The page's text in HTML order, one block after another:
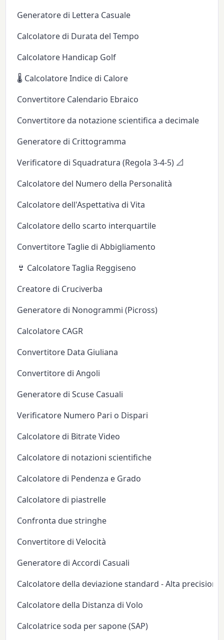
Generatore di Lettera Casuale
Calcolatore di Durata del Tempo
Calcolatore Handicap Golf
🌡️ Calcolatore Indice di Calore
Convertitore Calendario Ebraico
Convertitore da notazione scientifica a decimale
Generatore di Crittogramma
Verificatore di Squadratura (Regola 3-4-5) 📐
Calcolatore del Numero della Personalità
Calcolatore dell'Aspettativa di Vita
Calcolatore dello scarto interquartile
Convertitore Taglie di Abbigliamento
👙 Calcolatore Taglia Reggiseno
Creatore di Cruciverba
Generatore di Nonogrammi (Picross)
Calcolatore CAGR
Convertitore Data Giuliana
Convertitore di Angoli
Generatore di Scuse Casuali
Verificatore Numero Pari o Dispari
Calcolatore di Bitrate Video
Calcolatore di notazioni scientifiche
Calcolatore di Pendenza e Grado
Calcolatore di piastrelle
Confronta due stringhe
Convertitore di Velocità
Generatore di Accordi Casuali
Calcolatore della deviazione standard - Alta precisione
Calcolatore della Distanza di Volo
Calcolatrice soda per sapone (SAP)